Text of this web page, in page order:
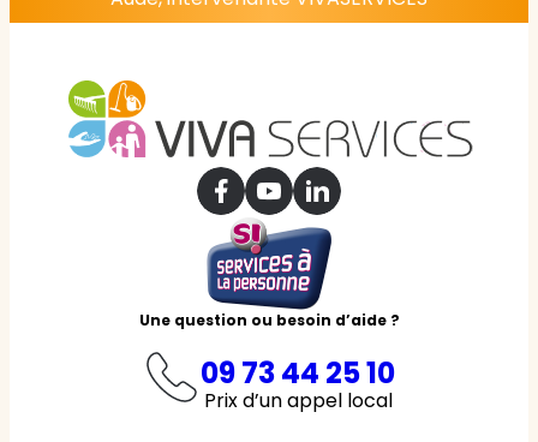
Une question ou besoin d’aide ?
09 73 44 25 10
Prix d’un appel local